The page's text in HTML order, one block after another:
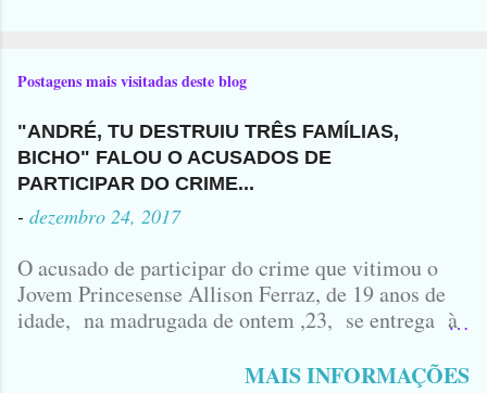
Postagens mais visitadas deste blog
"ANDRÉ, TU DESTRUIU TRÊS FAMÍLIAS,
BICHO" FALOU O ACUSADOS DE
PARTICIPAR DO CRIME...
- dezembro 24, 2017
O acusado de participar do crime que vitimou o
Jovem Princesense Allison Ferraz, de 19 anos de
idade, na madrugada de ontem ,23, se entrega à
vulgo ( CORRÓ ) falou como tudo aconteceu ...
MAIS INFORMAÇÕES